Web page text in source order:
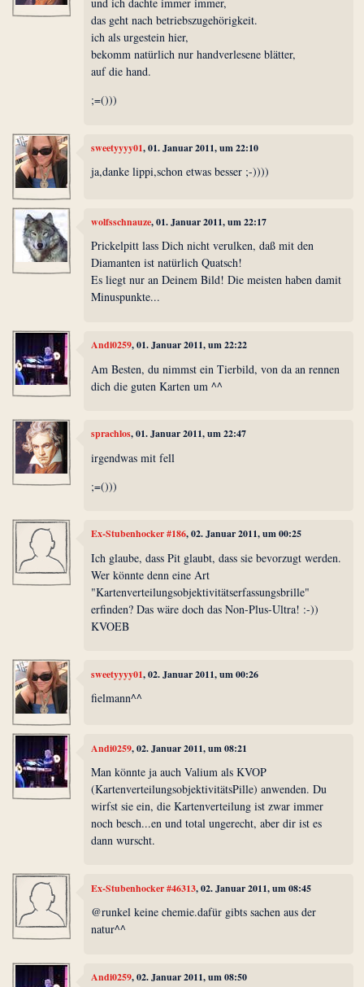
das geht nach betriebszugehörigkeit.
ich als urgestein hier,
bekomm natürlich nur handverlesene blätter,
auf die hand.
;=()))
sweetyyyy01, 01. Januar 2011, um 22:10
ja,danke lippi,schon etwas besser ;-))))
wolfsschnauze, 01. Januar 2011, um 22:17
Prickelpitt lass Dich nicht verulken, daß mit den
Diamanten ist natürlich Quatsch!
Es liegt nur an Deinem Bild! Die meisten haben damit
Minuspunkte...
Andi0259, 01. Januar 2011, um 22:22
Am Besten, du nimmst ein Tierbild, von da an rennen
dich die guten Karten um ^^
sprachlos, 01. Januar 2011, um 22:47
irgendwas mit fell
;=()))
Ex-Stubenhocker #186, 02. Januar 2011, um 00:25
Ich glaube, dass Pit glaubt, dass sie bevorzugt werden.
Wer könnte denn eine Art
"Kartenverteilungsobjektivitätserfassungsbrille"
erfinden? Das wäre doch das Non-Plus-Ultra! :-))
KVOEB
sweetyyyy01, 02. Januar 2011, um 00:26
fielmann^^
Andi0259, 02. Januar 2011, um 08:21
Man könnte ja auch Valium als KVOP
(KartenverteilungsobjektivitätsPille) anwenden. Du
wirfst sie ein, die Kartenverteilung ist zwar immer
noch besch...en und total ungerecht, aber dir ist es
dann wurscht.
Ex-Stubenhocker #46313, 02. Januar 2011, um 08:45
@runkel keine chemie.dafür gibts sachen aus der
natur^^
Andi0259, 02. Januar 2011, um 08:50